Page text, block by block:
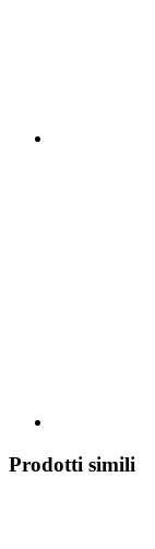
Prodotti simili